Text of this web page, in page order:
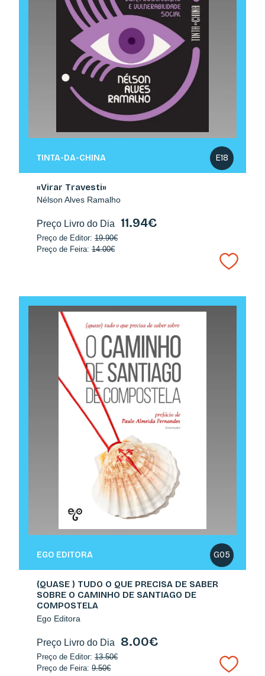
E18
TINTA-DA-CHINA
«Virar Travesti»
Nélson Alves Ramalho
Preço Livro do Dia 11.94€
Preço de Editor: 19.90€
Preço de Feira: 14.00€
G05
EGO EDITORA
(QUASE ) TUDO O QUE PRECISA DE SABER
SOBRE O CAMINHO DE SANTIAGO DE
COMPOSTELA
Ego Editora
Preço Livro do Dia 8.00€
Preço de Editor: 13.50€
Preço de Feira: 9.50€